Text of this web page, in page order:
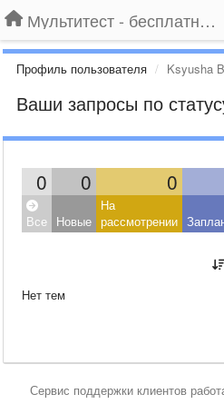
Мультитест - бесплатный подбор провайдера по адресу
Профиль пользователя Ksyusha
Ваши запросы по
0 0 0
Все Новые
На
рассмотрении
Нет тем
Сервис поддержки клиентов